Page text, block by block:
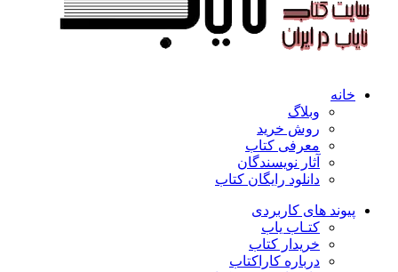
خانه
وبلاگ
روش خرید
معرفی کتاب
آثار نویسندگان
دانلود رایگان کتاب
پیوند های کاربردی
کتـاب یاب
خریدار کتاب
درباره کاراکتاب